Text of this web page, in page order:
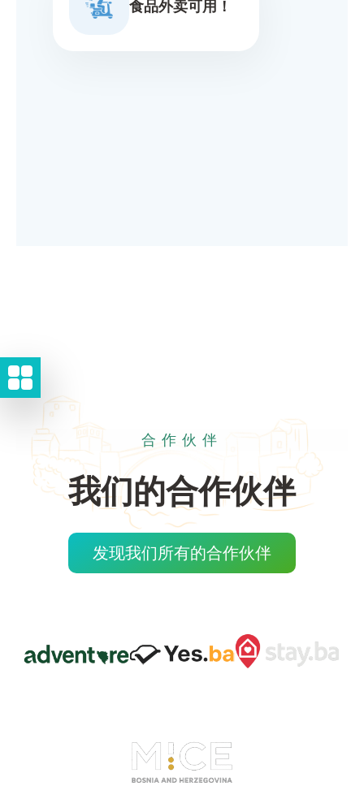
食品外卖可用！
合作伙伴
我们的合作伙伴
发现我们所有的合作伙伴